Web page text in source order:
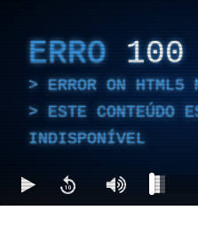
ERRO 100
ERROR ON HTML5
ESTE CONTEÚDO
INDISPONÍVEL